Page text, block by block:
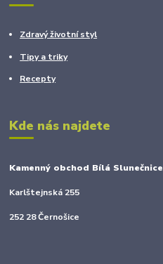
Zdravý životní styl
Tipy a triky
Recepty
Kde nás najdete
Kamenný obchod Bílá Slunečnice
Karlštejnská 255
252 28 Černošice